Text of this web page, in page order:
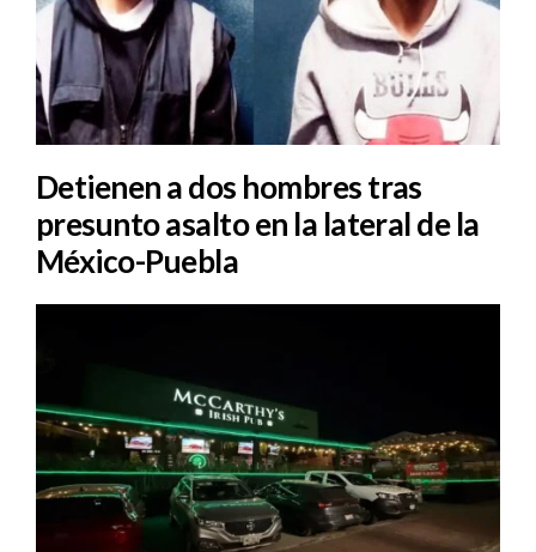
Detienen a dos hombres tras
presunto asalto en la lateral de la
México-Puebla